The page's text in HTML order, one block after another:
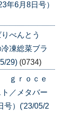
年6月8日号）
りべんとう
凍総菜ブラ
29) (0734)
ｇｒｏｃｅ
／メタバー
号）('23/05/2